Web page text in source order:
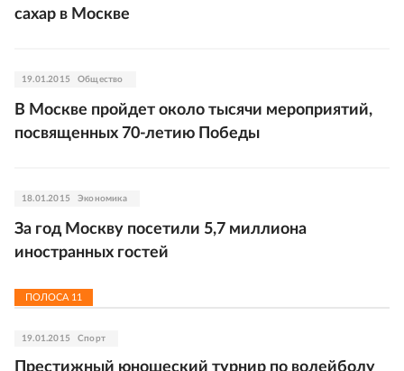
сахар в Москве
19.01.2015 Общество
В Москве пройдет около тысячи мероприятий,
посвященных 70-летию Победы
18.01.2015 Экономика
За год Москву посетили 5,7 миллиона
иностранных гостей
ПОЛОСА 11
19.01.2015 Спорт
Престижный юношеский турнир по волейболу